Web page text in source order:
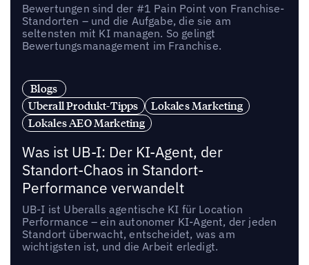
Bewertungen sind der #1 Pain Point von Franchise-
Standorten – und die Aufgabe, die sie am
seltensten mit KI managen. So gelingt
Bewertungsmanagement im Franchise.
Blogs
Uberall Produkt-Tipps
Lokales Marketing
Lokales AEO Marketing
Was ist UB-I: Der KI-Agent, der
Standort-Chaos in Standort-
Performance verwandelt
UB-I ist Uberalls agentische KI für Location
Performance – ein autonomer KI-Agent, der jeden
Standort überwacht, entscheidet, was am
wichtigsten ist, und die Arbeit erledigt.